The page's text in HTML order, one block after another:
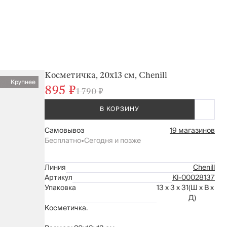
Крупнее
Косметичка, 20х13 см, Chenill
895 ₽1 790 ₽
В КОРЗИНУ
Самовывоз
19 магазинов
Бесплатно•Сегодня и позже
Линия
Chenill
Артикул
Kl-00028137
Упаковка
13 x 3 x 31(Ш x В x
Д)
Косметичка.